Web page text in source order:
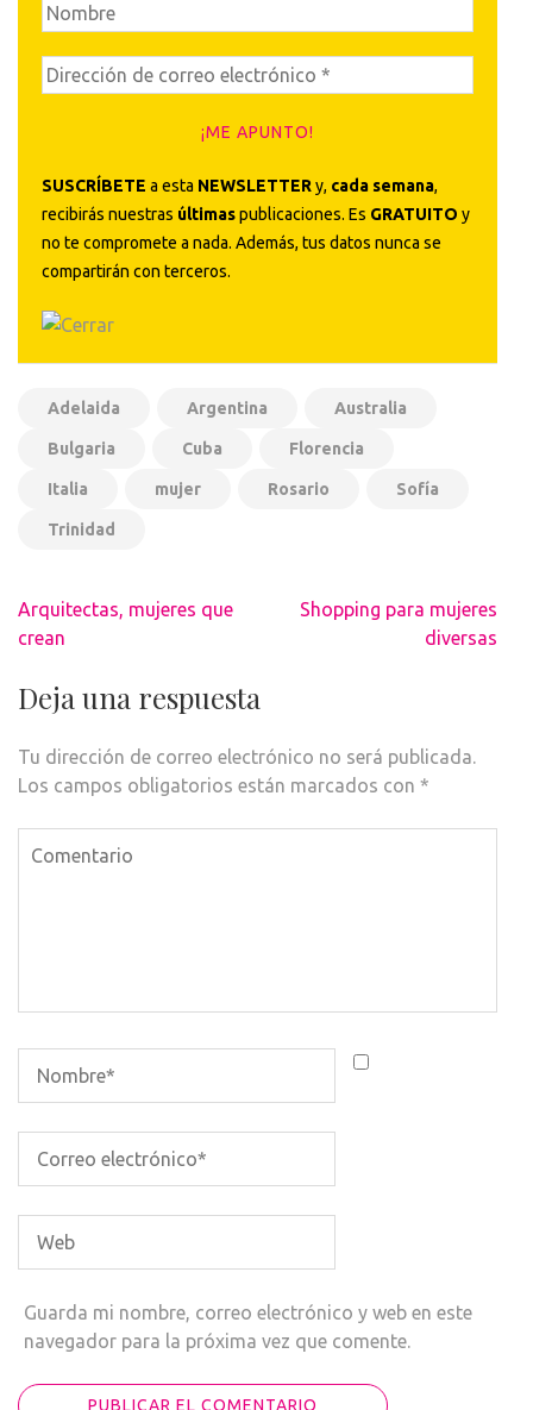
SUSCRÍBETE a esta NEWSLETTER y, cada semana,
recibirás nuestras últimaspublicaciones. Es GRATUITO y
no te compromete a nada. Además, tus datos nunca se
compartirán con terceros.
Adelaida Argentina Australia
Bulgaria Cuba Florencia
Italia mujer Rosario Sofía
Trinidad
Navegación
de
Arquitectas, mujeres que
crean
Shopping para mujeres
diversas
Deja una respuesta
Tu dirección de correo electrónico no será publicada.
Los campos obligatorios están marcados con *
Guarda mi nombre, correo electrónico y web en este
navegador para la próxima vez que comente.